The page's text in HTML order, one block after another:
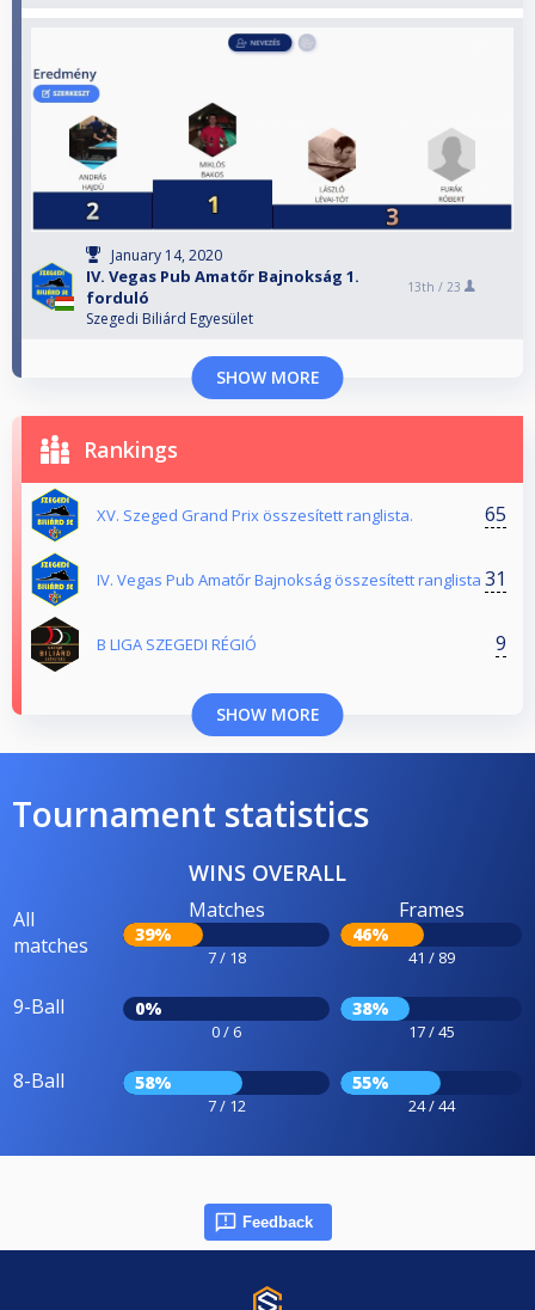
January 14, 2020
IV. Vegas Pub Amatőr Bajnokság 1.
forduló
Szegedi Biliárd Egyesület
13th / 23
SHOW MORE
Rankings
XV. Szeged Grand Prix összesített ranglista. 65
IV. Vegas Pub Amatőr Bajnokság összesített ranglista 31
B LIGA SZEGEDI RÉGIÓ 9
SHOW MORE
Tournament statistics
WINS OVERALL
All
matches
Matches
39%
7 / 18
Frames
46%
41 / 89
9-Ball 0%
0 / 6
38%
17 / 45
8-Ball 58%
7 / 12
55%
24 / 44
Feedback